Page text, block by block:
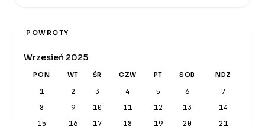
POWROTY
Wrzesień 2025
PON WT ŚR CZW PT SOB NDZ
1 2 3 4 5 6
7
8
9 10 11 12 13
14
15
16 17 18 19 20 21